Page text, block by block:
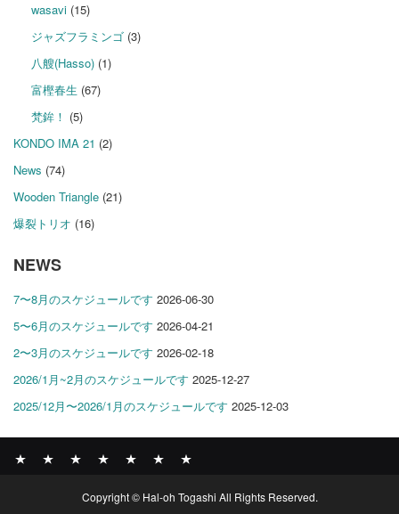
wasavi(15)
ジャズフラミンゴ(3)
八艘(Hasso)(1)
富樫春生 (67)
梵鉾！ (5)
KONDO IMA 21 (2)
News (74)
Wooden Triangle (21)
爆裂トリオ (16)
NEWS
7〜8月のスケジュールです 2026-06-30
5〜6月のスケジュールです 2026-04-21
2〜3月のスケジュールです 2026-02-18
2026/1月~2月のスケジュールです 2025-12-27
2025/12月〜2026/1月のスケジュールです 2025-12-03
RECORDS
PROFILE
Copyright © Hal-oh Togashi All Rights Reserved.